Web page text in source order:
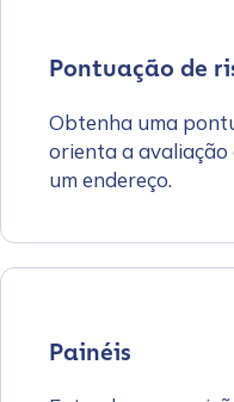
Pontuação de
Obtenha uma
orienta a avaliação
um endereço.
Painéis